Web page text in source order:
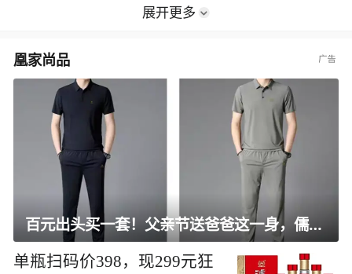
展开更多
凰家尚品
百元出头买一套！父亲节送爸爸这一身，儒雅有型还凉爽
单瓶扫码价398，现299元狂